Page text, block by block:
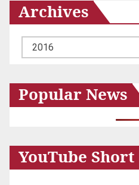
Archives
ー
イ
ブ
Popular News
YouTube Short